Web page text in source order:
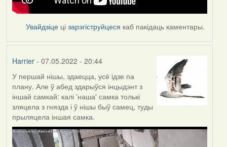
Увайдзіце цізарэгіструйцеся каб пакідаць каментары.
Harrier- 07.05.2022 - 20:44
У першай нішы, здаецца, усё ідзе па
плану. Але ў абед здарыўся інцыдэнт з
іншай самкай: калі 'наша' самка толькі
зляцела з гнязда і ў нішы быў самец, туды
прыляцела іншая самка.